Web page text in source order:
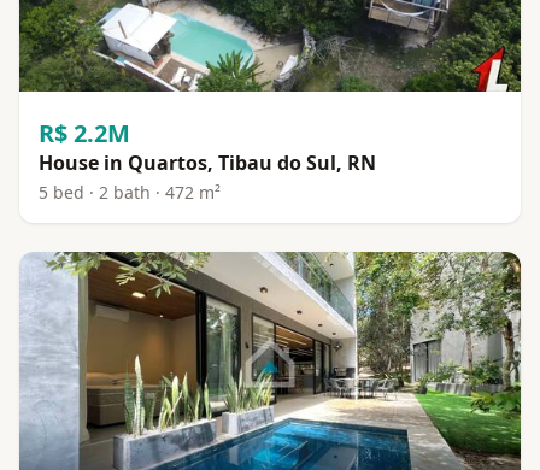
R$ 2.2M
House in Quartos, Tibau do Sul, RN
5 bed · 2 bath · 472 m²